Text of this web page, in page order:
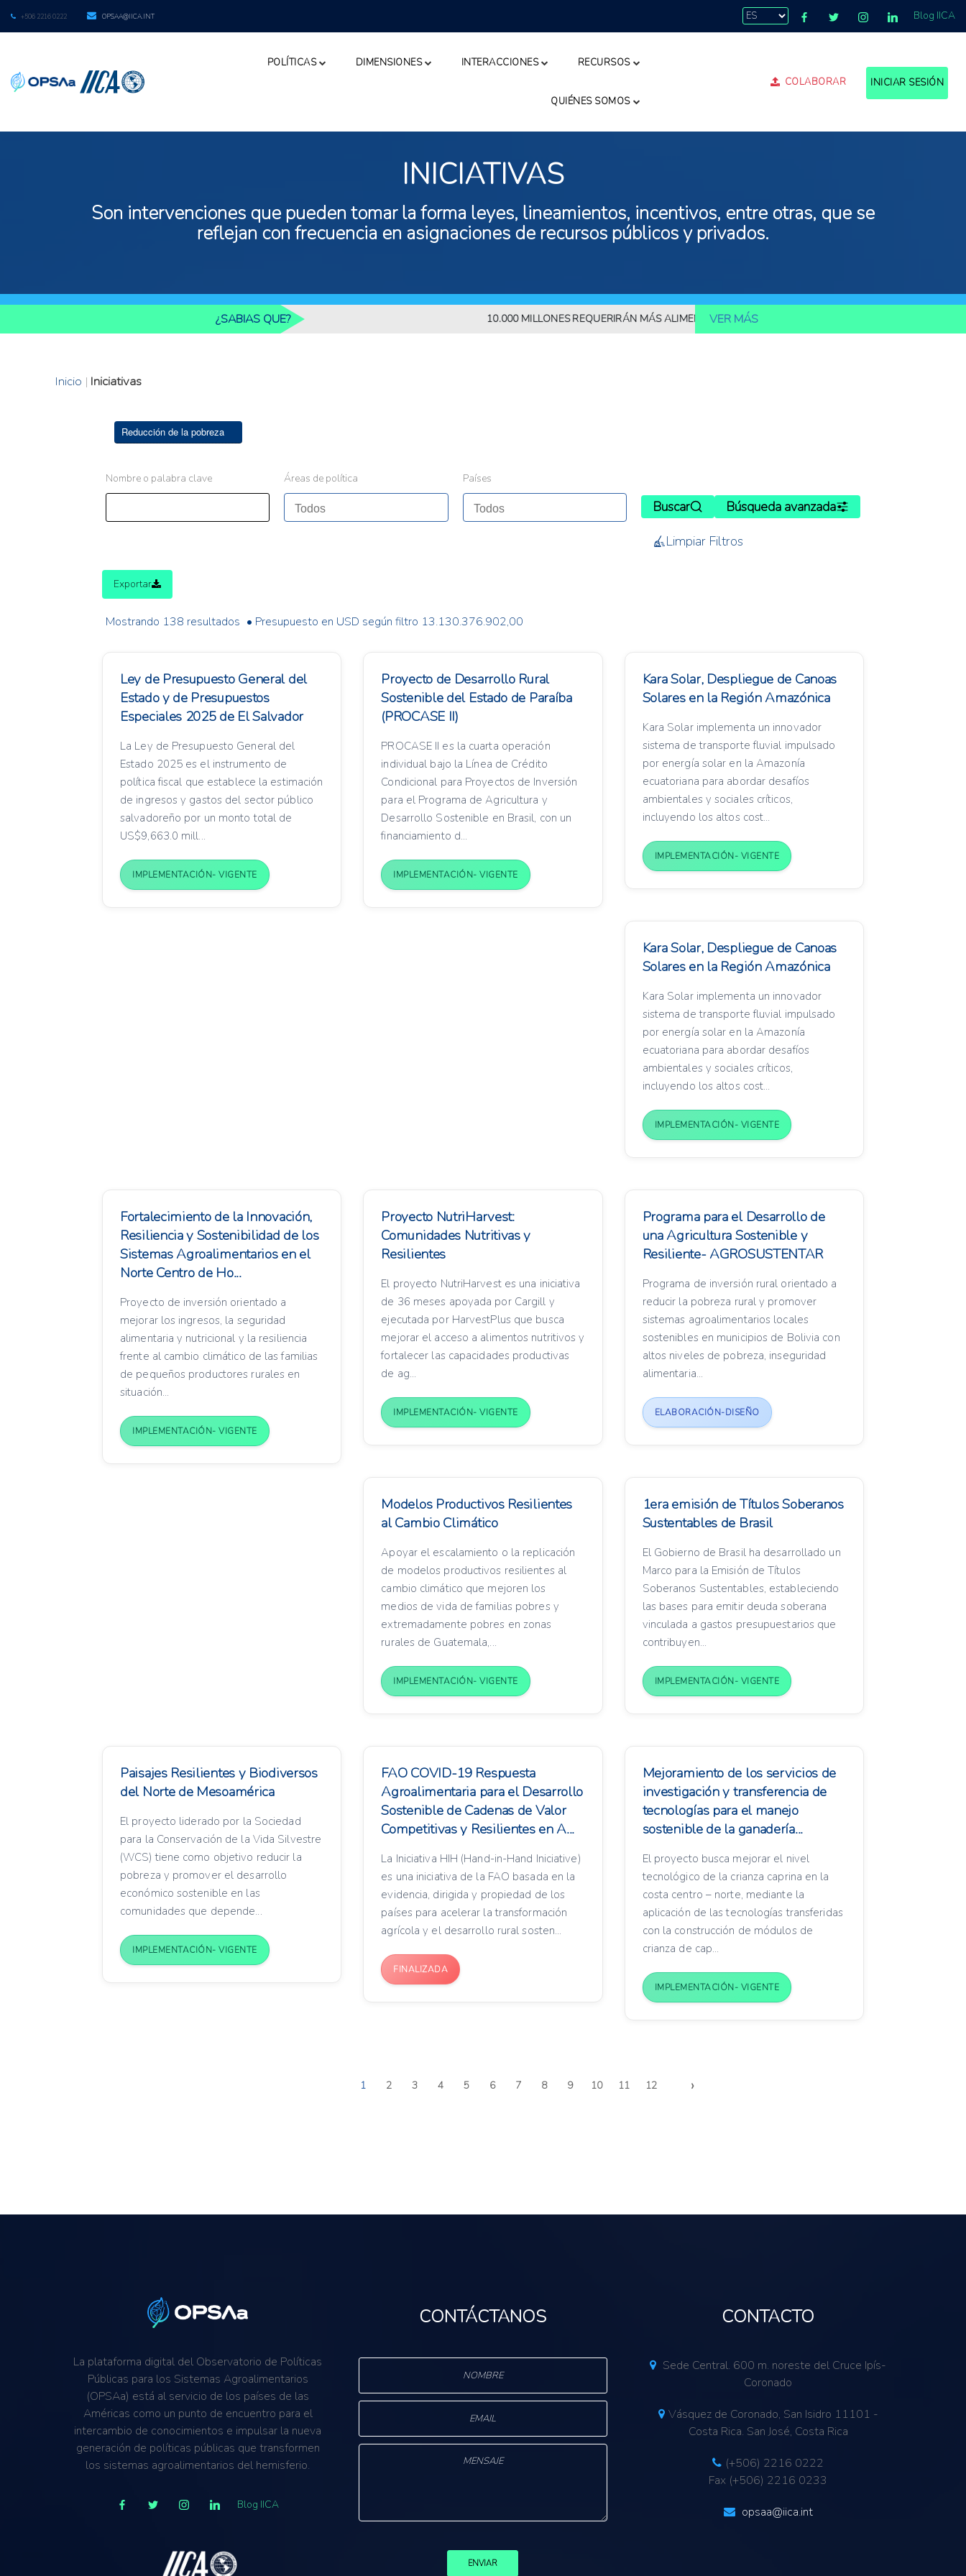
+506 2216 0222 OPSAA@IICA.INT Blog IICA
POLÍTICAS DIMENSIONES INTERACCIONES RECURSOS
QUIÉNES SOMOS
COLABORAR INICIAR SESIÓN
INICIATIVAS
Son intervenciones que pueden tomar la forma leyes, lineamientos, incentivos, entre otras, que se
reflejan con frecuencia en asignaciones de recursos públicos y privados.
¿SABIAS QUE? 10.000 MILLONES REQUERIRÁN MÁS ALIMENTOS10.000 MILLONES DE PERSONAS DEBERÁN SER
VER MÁS
Inicio | Iniciativas
Reducción de la pobreza
Nombre o palabra clave Áreas de política Países
Buscar
Búsqueda avanzada
Limpiar Filtros
Exportar
Mostrando 138 resultados • Presupuesto en USD según filtro 13.130.376.902,00
Ley de Presupuesto General del
Estado y de Presupuestos
Especiales 2025 de El Salvador
La Ley de Presupuesto General del
Estado 2025 es el instrumento de
política fiscal que establece la estimación
de ingresos y gastos del sector público
salvadoreño por un monto total de
US$9,663.0 mill...
IMPLEMENTACIÓN- VIGENTE
Proyecto de Desarrollo Rural
Sostenible del Estado de Paraíba
(PROCASE II)
PROCASE II es la cuarta operación
individual bajo la Línea de Crédito
Condicional para Proyectos de Inversión
para el Programa de Agricultura y
Desarrollo Sostenible en Brasil, con un
financiamiento d...
IMPLEMENTACIÓN- VIGENTE
Kara Solar, Despliegue de Canoas
Solares en la Región Amazónica
Kara Solar implementa un innovador
sistema de transporte fluvial impulsado
por energía solar en la Amazonía
ecuatoriana para abordar desafíos
ambientales y sociales críticos,
incluyendo los altos cost...
IMPLEMENTACIÓN- VIGENTE
Kara Solar, Despliegue de Canoas
Solares en la Región Amazónica
Kara Solar implementa un innovador
sistema de transporte fluvial impulsado
por energía solar en la Amazonía
ecuatoriana para abordar desafíos
ambientales y sociales críticos,
incluyendo los altos cost...
IMPLEMENTACIÓN- VIGENTE
Fortalecimiento de la Innovación,
Resiliencia y Sostenibilidad de los
Sistemas Agroalimentarios en el
Norte Centro de Ho...
Proyecto de inversión orientado a
mejorar los ingresos, la seguridad
alimentaria y nutricional y la resiliencia
frente al cambio climático de las familias
de pequeños productores rurales en
situación...
IMPLEMENTACIÓN- VIGENTE
Proyecto NutriHarvest:
Comunidades Nutritivas y
Resilientes
El proyecto NutriHarvest es una iniciativa
de 36 meses apoyada por Cargill y
ejecutada por HarvestPlus que busca
mejorar el acceso a alimentos nutritivos y
fortalecer las capacidades productivas
de ag...
IMPLEMENTACIÓN- VIGENTE
Programa para el Desarrollo de
una Agricultura Sostenible y
Resiliente- AGROSUSTENTAR
Programa de inversión rural orientado a
reducir la pobreza rural y promover
sistemas agroalimentarios locales
sostenibles en municipios de Bolivia con
altos niveles de pobreza, inseguridad
alimentaria...
ELABORACIÓN-DISEÑO
Modelos Productivos Resilientes
al Cambio Climático
Apoyar el escalamiento o la replicación
de modelos productivos resilientes al
cambio climático que mejoren los
medios de vida de familias pobres y
extremadamente pobres en zonas
rurales de Guatemala,...
IMPLEMENTACIÓN- VIGENTE
1era emisión de Títulos Soberanos
Sustentables de Brasil
El Gobierno de Brasil ha desarrollado un
Marco para la Emisión de Títulos
Soberanos Sustentables, estableciendo
las bases para emitir deuda soberana
vinculada a gastos presupuestarios que
contribuyen...
IMPLEMENTACIÓN- VIGENTE
Paisajes Resilientes y Biodiversos
del Norte de Mesoamérica
El proyecto liderado por la Sociedad
para la Conservación de la Vida Silvestre
(WCS) tiene como objetivo reducir la
pobreza y promover el desarrollo
económico sostenible en las
comunidades que depende...
IMPLEMENTACIÓN- VIGENTE
FAO COVID-19 Respuesta
Agroalimentaria para el Desarrollo
Sostenible de Cadenas de Valor
Competitivas y Resilientes en A...
La Iniciativa HIH (Hand-in-Hand Iniciative)
es una iniciativa de la FAO basada en la
evidencia, dirigida y propiedad de los
países para acelerar la transformación
agrícola y el desarrollo rural sosten...
FINALIZADA
Mejoramiento de los servicios de
investigación y transferencia de
tecnologías para el manejo
sostenible de la ganadería...
El proyecto busca mejorar el nivel
tecnológico de la crianza caprina en la
costa centro – norte, mediante la
aplicación de las tecnologías transferidas
con la construcción de módulos de
crianza de cap...
IMPLEMENTACIÓN- VIGENTE
1 2 3 4 5 6 7 8 9 10 11 12 ›
La plataforma digital del Observatorio de Políticas
Públicas para los Sistemas Agroalimentarios
(OPSAa) está al servicio de los países de las
Américas como un punto de encuentro para el
intercambio de conocimientos e impulsar la nueva
generación de políticas públicas que transformen
los sistemas agroalimentarios del hemisferio.
Blog IICA
CONTÁCTANOS
ENVIAR
CONTACTO
Sede Central. 600 m. noreste del Cruce Ipís-
Coronado
Vásquez de Coronado, San Isidro 11101 -
Costa Rica. San José, Costa Rica
(+506) 2216 0222
Fax (+506) 2216 0233
opsaa@iica.int